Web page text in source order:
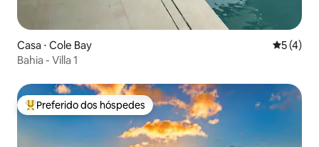
Casa ⋅ Cole Bay 5 de
5 (4)
Bahia - Villa 1
Entre os melhores preferidos dos hóspedes
Preferido dos hóspedes